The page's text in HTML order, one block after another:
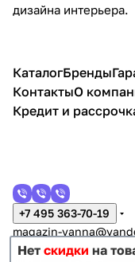
дизайна интерьера.
КаталогБренды
КонтактыО
Кредит и
+7 495 363-70-19
magazin-
г. Москва, Митино,
Нет скидки на